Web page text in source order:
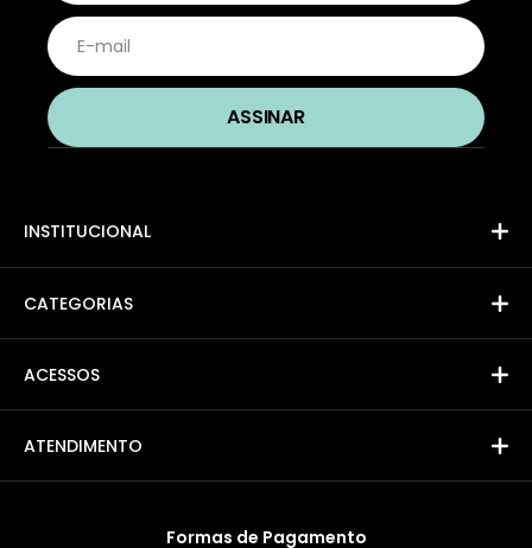
INSTITUCIONAL
CATEGORIAS
ACESSOS
ATENDIMENTO
Formas de Pagamento